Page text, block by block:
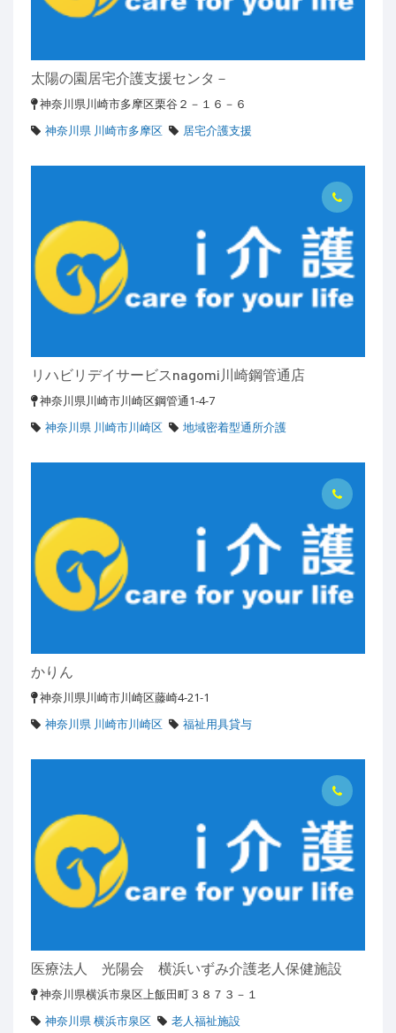
太陽の園居宅介護支援センタ－
神奈川県川崎市多摩区栗谷２－１６－６
神奈川県 川崎市多摩区
居宅介護支援
リハビリデイサービスnagomi川崎鋼管通店
神奈川県川崎市川崎区鋼管通1-4-7
神奈川県 川崎市川崎区
地域密着型通所介護
かりん
神奈川県川崎市川崎区藤崎4-21-1
神奈川県 川崎市川崎区
福祉用具貸与
医療法人 光陽会 横浜いずみ介護老人保健施設
神奈川県横浜市泉区上飯田町３８７３－１
神奈川県 横浜市泉区
老人福祉施設